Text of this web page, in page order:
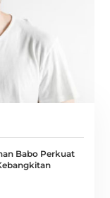
Babo Perkuat